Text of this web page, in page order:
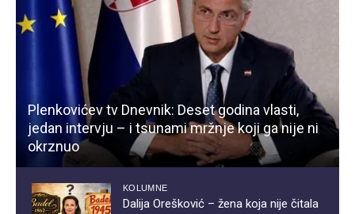
Plenkovićev tv Dnevnik: Deset godina vlasti,
jedan intervju – i tsunami mržnje koji ga nije ni
okrznuo
KOLUMNE
Dalija Orešković – žena koja nije čitala